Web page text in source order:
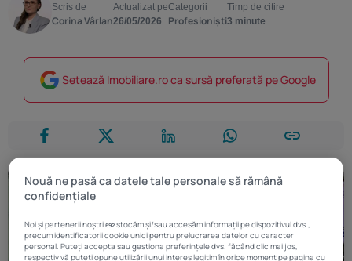
Scris de
Corina Vârlan
Actualizat pe
26/05/2026
Categorii
Profesioniști
Timp de citire
3 minute
Setează Imobiliare.ro ca sursă preferată pe Google
Nouă ne pasă ca datele tale personale să rămână
confidențiale
Noi și partenerii noștri692 stocăm și/sau accesăm informații pe dispozitivul dvs.,
precum identificatorii cookie unici pentru prelucrarea datelor cu caracter
personal. Puteți accepta sau gestiona preferințele dvs. făcând clic mai jos,
respectiv vă puteți opune utilizării unui interes legitim în orice moment pe pagina cu